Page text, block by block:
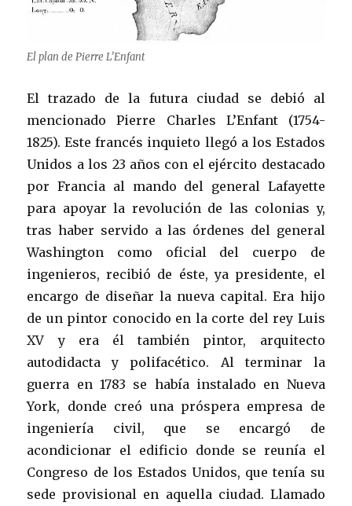
El plan de Pierre L’Enfant
El trazado de la futura ciudad se debió al
mencionado Pierre Charles L’Enfant (1754-
1825). Este francés inquieto llegó a los Estados
Unidos a los 23 años con el ejército destacado
por Francia al mando del general Lafayette
para apoyar la revolución de las colonias y,
tras haber servido a las órdenes del general
Washington como oficial del cuerpo de
ingenieros, recibió de éste, ya presidente, el
encargo de diseñar la nueva capital. Era hijo
de un pintor conocido en la corte del rey Luis
XV y era él también pintor, arquitecto
autodidacta y polifacético. Al terminar la
guerra en 1783 se había instalado en Nueva
York, donde creó una próspera empresa de
ingeniería civil, que se encargó de
acondicionar el edificio donde se reunía el
Congreso de los Estados Unidos, que tenía su
sede provisional en aquella ciudad. Llamado